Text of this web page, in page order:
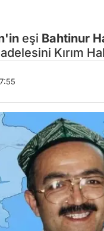
eşi Bahtinur
Kırım